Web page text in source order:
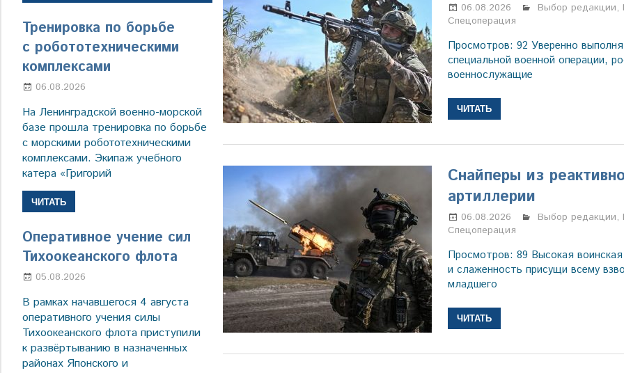
06.08.2026 Марина
Выбор редакции,
Спецоперация
Просмотров: 92 Уверенно
специальной военной операции,
военнослужащие
ЧИТАТЬ
Снайперы из
артиллерии
06.08.2026 Марина
Выбор редакции,
Спецоперация
Просмотров: 89 Высокая воинская
и слаженность присущи всему
младшего
ЧИТАТЬ
Тренировка по борьбе
с робототехническими
комплексами
06.08.2026
На Ленинградской военно-морской
базе прошла тренировка по борьбе
с морскими робототехническими
комплексами. Экипаж учебного
катера «Григорий
ЧИТАТЬ
Оперативное учение сил
Тихоокеанского флота
05.08.2026
В рамках начавшегося 4 августа
оперативного учения силы
Тихоокеанского флота приступили
к развёртыванию в назначенных
районах Японского и